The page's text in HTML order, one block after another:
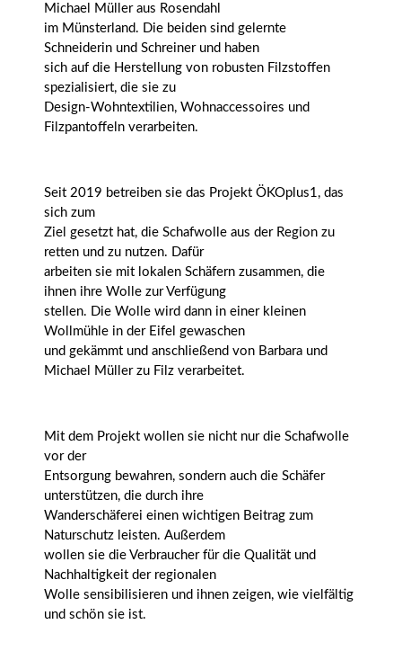
Michael Müller aus Rosendahl
im Münsterland. Die beiden sind gelernte
Schneiderin und Schreiner und haben
sich auf die Herstellung von robusten Filzstoffen
spezialisiert, die sie zu
Design-Wohntextilien, Wohnaccessoires und
Filzpantoffeln verarbeiten.
Seit 2019 betreiben sie das Projekt ÖKOplus1, das
sich zum
Ziel gesetzt hat, die Schafwolle aus der Region zu
retten und zu nutzen. Dafür
arbeiten sie mit lokalen Schäfern zusammen, die
ihnen ihre Wolle zur Verfügung
stellen. Die Wolle wird dann in einer kleinen
Wollmühle in der Eifel gewaschen
und gekämmt und anschließend von Barbara und
Michael Müller zu Filz verarbeitet.
Mit dem Projekt wollen sie nicht nur die Schafwolle
vor der
Entsorgung bewahren, sondern auch die Schäfer
unterstützen, die durch ihre
Wanderschäferei einen wichtigen Beitrag zum
Naturschutz leisten. Außerdem
wollen sie die Verbraucher für die Qualität und
Nachhaltigkeit der regionalen
Wolle sensibilisieren und ihnen zeigen, wie vielfältig
und schön sie ist.